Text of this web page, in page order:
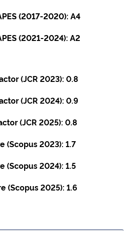
(2017-2020): A4
(2021-2024): A2
(JCR 2023): 0.8
(JCR 2024): 0.9
(JCR 2025): 0.8
(Scopus 2023): 1.7
(Scopus 2024): 1.5
(Scopus 2025): 1.6